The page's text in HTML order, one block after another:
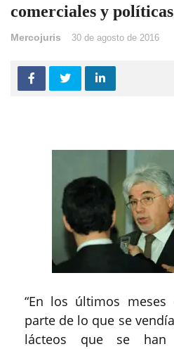
comerciales y
Mercojuris 30 de agosto de 2016
“En los últimos
parte de lo que se
lácteos que se han